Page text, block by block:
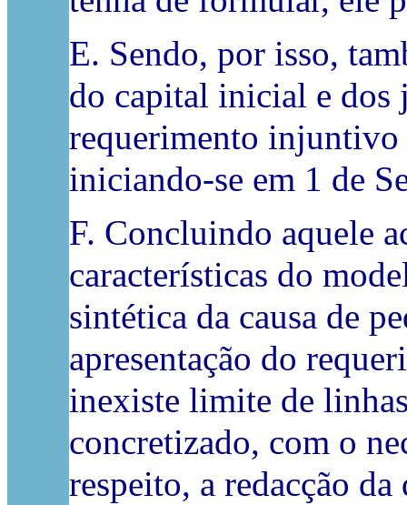
E. Sendo, por isso,
do capital inicial e dos
requerimento injuntivo
iniciando-se em 1 de
F. Concluindo aquele
características do
sintética da causa de
apresentação do
inexiste limite de
concretizado, com o
respeito, a redacção